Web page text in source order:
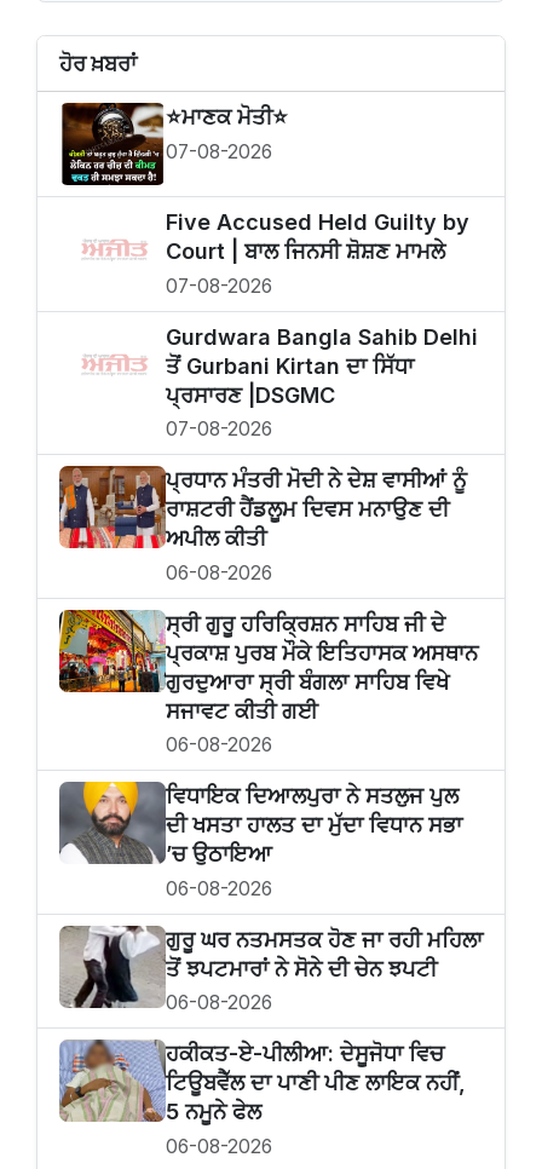
ਹੋਰ ਖ਼ਬਰਾਂ
⭐️ਮਾਣਕ ਮੋਤੀ⭐️
07-08-2026
Five Accused Held Guilty by
Court | ਬਾਲ ਜਿਨਸੀ ਸ਼ੋਸ਼ਣ ਮਾਮਲੇ
07-08-2026
Gurdwara Bangla Sahib Delhi
ਤੋਂ Gurbani Kirtan ਦਾ ਸਿੱਧਾ
ਪ੍ਰਸਾਰਣ |DSGMC
07-08-2026
ਪ੍ਰਧਾਨ ਮੰਤਰੀ ਮੋਦੀ ਨੇ ਦੇਸ਼ ਵਾਸੀਆਂ ਨੂੰ
ਰਾਸ਼ਟਰੀ ਹੈਂਡਲੂਮ ਦਿਵਸ ਮਨਾਉਣ ਦੀ
ਅਪੀਲ ਕੀਤੀ
06-08-2026
ਸ੍ਰੀ ਗੁਰੂ ਹਰਿਕ੍ਰਿਸ਼ਨ ਸਾਹਿਬ ਜੀ ਦੇ
ਪ੍ਰਕਾਸ਼ ਪੁਰਬ ਮੌਕੇ ਇਤਿਹਾਸਕ ਅਸਥਾਨ
ਗੁਰਦੁਆਰਾ ਸ੍ਰੀ ਬੰਗਲਾ ਸਾਹਿਬ ਵਿਖੇ
ਸਜਾਵਟ ਕੀਤੀ ਗਈ
06-08-2026
ਵਿਧਾਇਕ ਦਿਆਲਪੁਰਾ ਨੇ ਸਤਲੁਜ ਪੁਲ
ਦੀ ਖਸਤਾ ਹਾਲਤ ਦਾ ਮੁੱਦਾ ਵਿਧਾਨ ਸਭਾ
’ਚ ਉਠਾਇਆ
06-08-2026
ਗੁਰੂ ਘਰ ਨਤਮਸਤਕ ਹੋਣ ਜਾ ਰਹੀ ਮਹਿਲਾ
ਤੋਂ ਝਪਟਮਾਰਾਂ ਨੇ ਸੋਨੇ ਦੀ ਚੇਨ ਝਪਟੀ
06-08-2026
ਹਕੀਕਤ-ਏ-ਪੀਲੀਆ: ਦੇਸੂਜੋਧਾ ਵਿਚ
ਟਿਊਬਵੈੱਲ ਦਾ ਪਾਣੀ ਪੀਣ ਲਾਇਕ ਨਹੀਂ,
5 ਨਮੂਨੇ ਫੇਲ
06-08-2026